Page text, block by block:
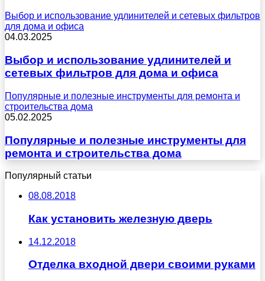
Выбор и использование удлинителей и сетевых фильтров
для дома и офиса
04.03.2025
Выбор и использование удлинителей и
сетевых фильтров для дома и офиса
Популярные и полезные инструменты для ремонта и
строительства дома
05.02.2025
Популярные и полезные инструменты для
ремонта и строительства дома
Популярный статьи
08.08.2018
Как установить железную дверь
14.12.2018
Отделка входной двери своими руками